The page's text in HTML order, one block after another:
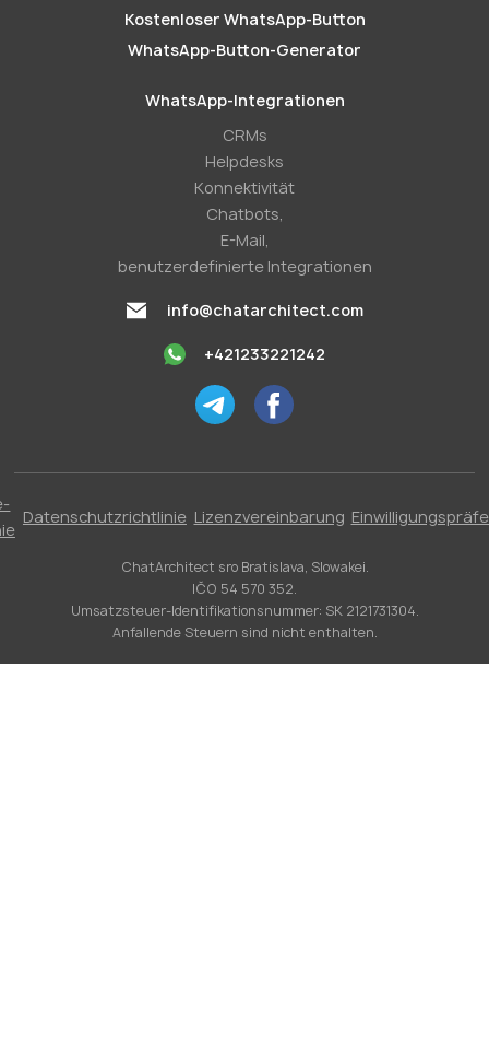
Kostenloser WhatsApp-Button
WhatsApp-Button-Generator
WhatsApp-Integrationen
CRMs
Helpdesks
Konnektivität
Chatbots,
E-Mail,
benutzerdefinierte Integrationen
info@chatarchitect.com
+421233221242
Datenschutzrichtlinie Lizenzvereinbarung
ChatArchitect sro Bratislava, Slowakei.
IČO 54 570 352.
Umsatzsteuer-Identifikationsnummer: SK 2121731304.
Anfallende Steuern sind nicht enthalten.